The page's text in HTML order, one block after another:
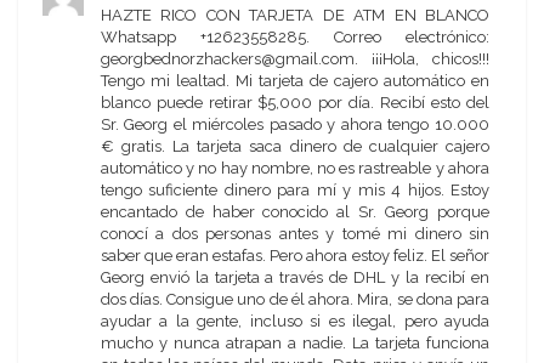
HAZTE RICO CON TARJETA DE ATM EN BLANCO
Whatsapp +12623558285. Correo electrónico:
georgbednorzhackers@gmail.com. ¡¡¡Hola, chicos!!!
Tengo mi lealtad. Mi tarjeta de cajero automático en
blanco puede retirar $5,000 por día. Recibí esto del
Sr. Georg el miércoles pasado y ahora tengo 10.000
€ gratis. La tarjeta saca dinero de cualquier cajero
automático y no hay nombre, no es rastreable y ahora
tengo suficiente dinero para mí y mis 4 hijos. Estoy
encantado de haber conocido al Sr. Georg porque
conocí a dos personas antes y tomé mi dinero sin
saber que eran estafas. Pero ahora estoy feliz. El señor
Georg envió la tarjeta a través de DHL y la recibí en
dos días. Consigue uno de él ahora. Mira, se dona para
ayudar a la gente, incluso si es ilegal, pero ayuda
mucho y nunca atrapan a nadie. La tarjeta funciona